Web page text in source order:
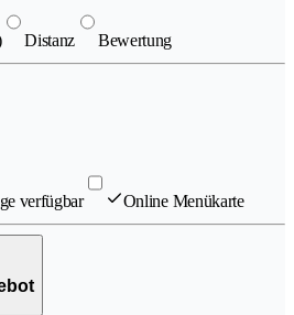
Distanz Bewertung
verfügbar Online Menükarte